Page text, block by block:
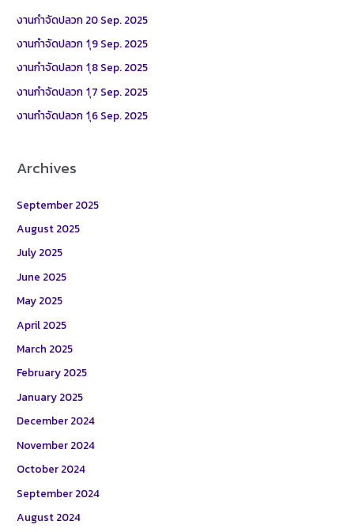
h
:
งานกำจัดปลวก 20 Sep. 2025
งานกำจัดปลวก 1ุ9 Sep. 2025
งานกำจัดปลวก 1ุ8 Sep. 2025
งานกำจัดปลวก 1ุ7 Sep. 2025
งานกำจัดปลวก 1ุ6 Sep. 2025
Archives
September 2025
August 2025
July 2025
June 2025
May 2025
April 2025
March 2025
February 2025
January 2025
December 2024
November 2024
October 2024
September 2024
August 2024